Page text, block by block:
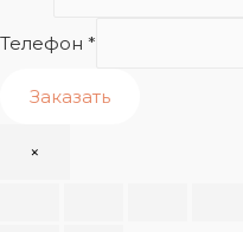
Телефон *
Заказать
×